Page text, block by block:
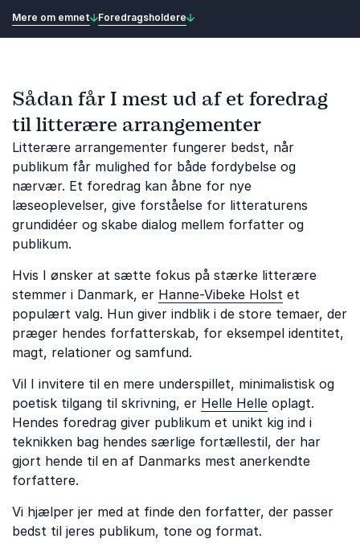
Mere om emnet Foredragsholdere
Sådan får I mest ud af et foredrag
til litterære arrangementer
Litterære arrangementer fungerer bedst, når
publikum får mulighed for både fordybelse og
nærvær. Et foredrag kan åbne for nye
læseoplevelser, give forståelse for litteraturens
grundidéer og skabe dialog mellem forfatter og
publikum.
Hvis I ønsker at sætte fokus på stærke litterære
stemmer i Danmark, er Hanne-Vibeke Holst et
populært valg. Hun giver indblik i de store temaer, der
præger hendes forfatterskab, for eksempel identitet,
magt, relationer og samfund.
Vil I invitere til en mere underspillet, minimalistisk og
poetisk tilgang til skrivning, er Helle Helle oplagt.
Hendes foredrag giver publikum et unikt kig ind i
teknikken bag hendes særlige fortællestil, der har
gjort hende til en af Danmarks mest anerkendte
forfattere.
Vi hjælper jer med at finde den forfatter, der passer
bedst til jeres publikum, tone og format.